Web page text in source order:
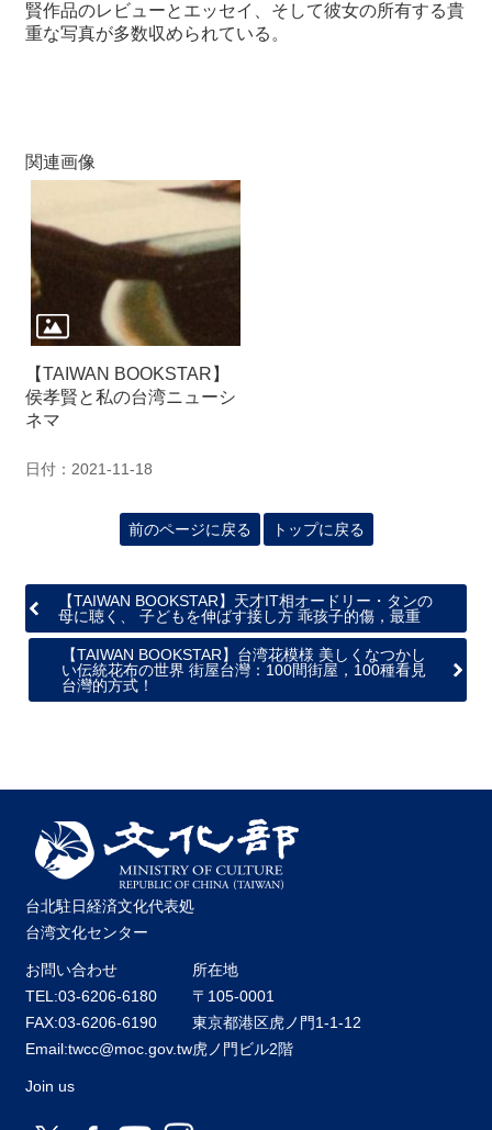
台
関
連
ン
ク
サ
イ
マ
賢作品のレビューとエッセイ、そ して彼女の所有する貴
重な写真が多数収められている。
関連画像
【TAIWAN BOOKSTAR】
侯孝賢と私の台湾ニューシ
ネマ
日付：2021-11-18
前のページに戻る トップに戻る
【TAIWAN BOOKSTAR】天才IT相オードリー・タンの
母に聴く、 子どもを伸ばす接し方 乖孩子的傷，最重
【TAIWAN BOOKSTAR】台湾花模様 美しくなつかし
い伝統花布の世界 街屋台灣：100間街屋，100種看見
台灣的方式！
台北駐日経済文化代表処
台湾文化センター
お問い合わせ
TEL:03-6206-6180
FAX:03-6206-6190
Email:twcc@moc.gov.tw
所在地
〒105-0001
東京都港区虎ノ門1-1-12
虎ノ門ビル2階
Join us